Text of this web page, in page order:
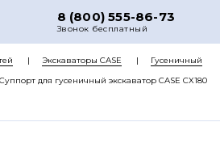
8 (800) 555-86-73
Звонок бесплатный
О НАС
ЗАПЧАСТЕЙ
РЕМОНТ
Экскаваторы CASE
Гусеничный
Суппорт для гусеничный экскаватор CASE CX180